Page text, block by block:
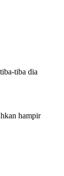
tiba dia
hampir